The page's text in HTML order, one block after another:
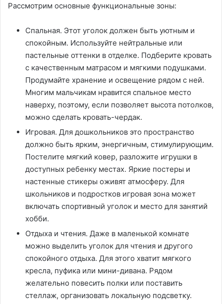
Рассмотрим основные функциональные зоны:
Спальная. Этот уголок должен быть уютным и
спокойным. Используйте нейтральные или
пастельные оттенки в отделке. Подберите кровать
с качественным матрасом и мягкими подушками.
Продумайте хранение и освещение рядом с ней.
Многим мальчикам нравится спальное место
наверху, поэтому, если позволяет высота потолков,
можно сделать кровать-чердак.
Игровая. Для дошкольников это пространство
должно быть ярким, энергичным, стимулирующим.
Постелите мягкий ковер, разложите игрушки в
доступных ребенку местах. Яркие постеры и
настенные стикеры оживят атмосферу. Для
школьников и подростков игровая зона может
включать спортивный уголок и место для занятий
хобби.
Отдыха и чтения. Даже в маленькой комнате
можно выделить уголок для чтения и другого
спокойного отдыха. Для этого хватит мягкого
кресла, пуфика или мини-дивана. Рядом
желательно повесить полки или поставить
стеллаж, организовать локальную подсветку.